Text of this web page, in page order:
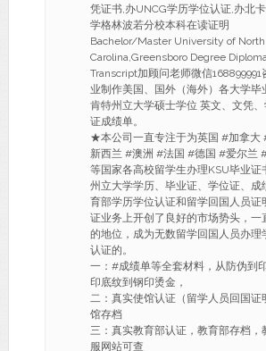
凭证书,办UNCG学历学位认证,办北
学格林波若分校本科在读证明
Bachelor/Master University of North
Carolina,Greensboro Degree
Transcript加顾问老师微信168899991
业制作美国、国外（海外）各大学毕
肯特州立大学硕士学位 英文、文凭
证成绩单。
★本公司一直专注于为英国 #加拿大
新西兰 #澳洲 #法国 #德国 #爱尔兰
等国家各高校留学生办理KSU毕业证
州立大学学历、毕业证、学位证、成
育部学历学位认证和留学回国人员证
证业务上开创了良好的市场势头，一
的地位，成为无数留学回国人员办理
认证的。
一：#成绩单等全套材料，从防伪到
印底纹到钢印烫金，
二：真实使馆认证（留学人员回国证
馆存档
三：真实教育部认证，教育部存档，
服网站可查